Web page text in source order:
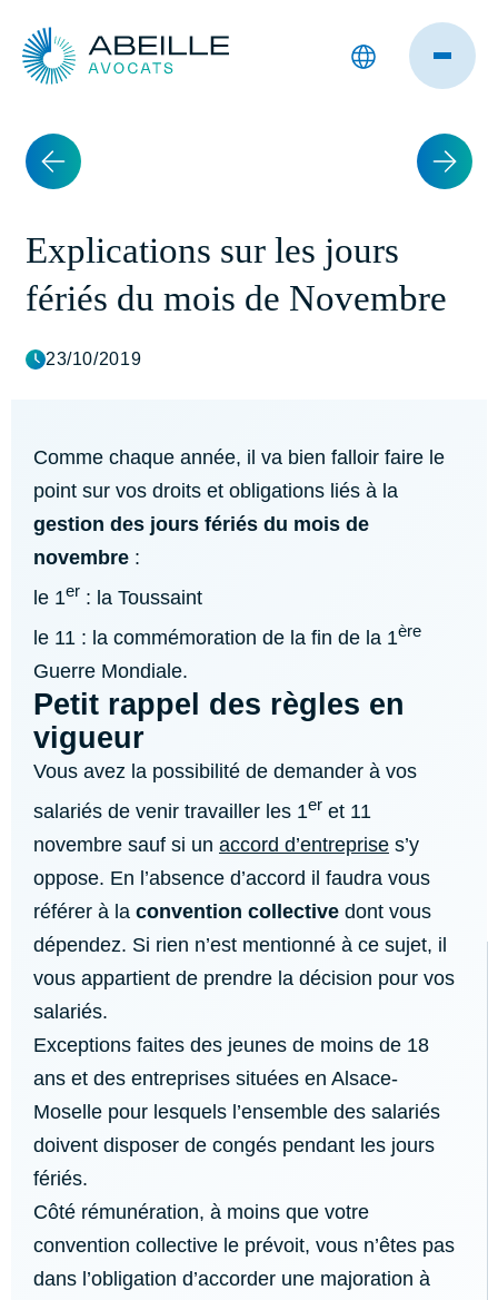
Explications sur les jours
fériés du mois de Novembre
23/10/2019
Comme chaque année, il va bien falloir faire le
point sur vos droits et obligations liés à la
gestion des jours fériés du mois de
novembre :
le 1er : la Toussaint
le 11 : la commémoration de la fin de la 1ère
Guerre Mondiale.
Petit rappel des règles en
vigueur
Vous avez la possibilité de demander à vos
salariés de venir travailler les 1er et 11
novembre sauf si un accord d’entreprise s’y
oppose. En l’absence d’accord il faudra vous
référer à la convention collective dont vous
dépendez. Si rien n’est mentionné à ce sujet, il
vous appartient de prendre la décision pour vos
salariés.
Exceptions faites des jeunes de moins de 18
ans et des entreprises situées en Alsace-
Moselle pour lesquels l’ensemble des salariés
doivent disposer de congés pendant les jours
fériés.
Côté rémunération, à moins que votre
convention collective le prévoit, vous n’êtes pas
dans l’obligation d’accorder une majoration à